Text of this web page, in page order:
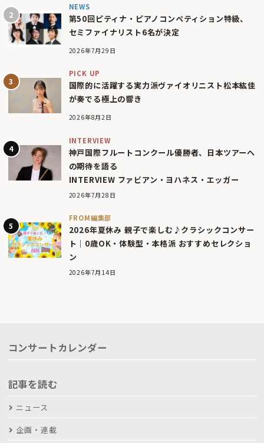
NEWS
第50回ピティナ・ピアノコンペティション特級、
セミファイナリスト6名が決定
2026年7月29日
PICK UP
国際的に活躍する実力派ヴァイオリニスト松本紘佳
が奏でる極上の響き
2026年8月2日
INTERVIEW
神戸国際フルートコンクール優勝者、日本ツアーへ
の期待を語る
INTERVIEW ファビアン・ヨハネス・エッガー
2026年7月28日
FROM編集部
2026年夏休み 親子で楽しむ♪クラシックコンサー
ト｜0歳OK・体験型・本格派 おすすめセレクショ
ン
2026年7月14日
コンサートカレンダー
記事を読む
ニュース
企画・連載